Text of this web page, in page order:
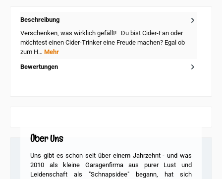
Beschreibung
Verschenken, was wirklich gefällt! Du bist Cider-Fan oder
möchtest einen Cider-Trinker eine Freude machen? Egal ob
zum H… Mehr
Bewertungen
Über Uns
Uns gibt es schon seit über einem Jahrzehnt - und was
2010 als kleine Garagenfirmaaus purer Lust und
Leidenschaft als "Schnapsidee" begann, hat sich